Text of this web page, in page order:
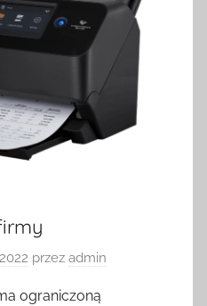
przez admin
ograniczoną